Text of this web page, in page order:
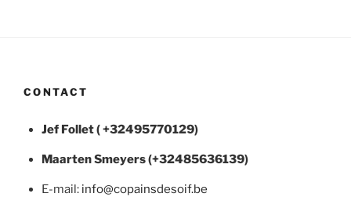
CONTACT
Jef Follet ( +32495770129)
MaartenSmeyers (+32485636139)
E-mail: info@copainsdesoif.be